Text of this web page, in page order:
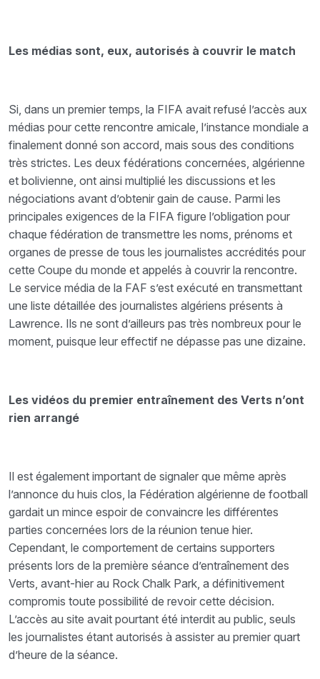
Les médias sont, eux, autorisés à couvrir le match
Si, dans un premier temps, la FIFA avait refusé l’accès aux
médias pour cette rencontre amicale, l’instance mondiale a
finalement donné son accord, mais sous des conditions
très strictes. Les deux fédérations concernées, algérienne
et bolivienne, ont ainsi multiplié les discussions et les
négociations avant d’obtenir gain de cause. Parmi les
principales exigences de la FIFA figure l’obligation pour
chaque fédération de transmettre les noms, prénoms et
organes de presse de tous les journalistes accrédités pour
cette Coupe du monde et appelés à couvrir la rencontre.
Le service média de la FAF s’est exécuté en transmettant
une liste détaillée des journalistes algériens présents à
Lawrence. Ils ne sont d’ailleurs pas très nombreux pour le
moment, puisque leur effectif ne dépasse pas une dizaine.
Les vidéos du premier entraînement des Verts n’ont
rien arrangé
Il est également important de signaler que même après
l’annonce du huis clos, la Fédération algérienne de football
gardait un mince espoir de convaincre les différentes
parties concernées lors de la réunion tenue hier.
Cependant, le comportement de certains supporters
présents lors de la première séance d’entraînement des
Verts, avant-hier au Rock Chalk Park, a définitivement
compromis toute possibilité de revoir cette décision.
L’accès au site avait pourtant été interdit au public, seuls
les journalistes étant autorisés à assister au premier quart
d’heure de la séance.